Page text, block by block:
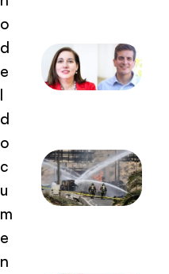
o
d
e
l
d
o
c
u
m
e
n